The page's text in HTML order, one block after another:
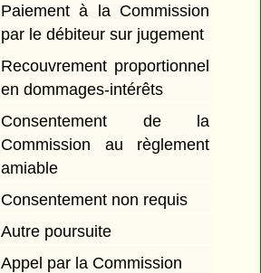
Paiement à la Commission
par le débiteur sur jugement
Recouvrement proportionnel
en dommages-intérêts
Consentement de la
Commission au règlement
amiable
Consentement non requis
Autre poursuite
Appel par la Commission